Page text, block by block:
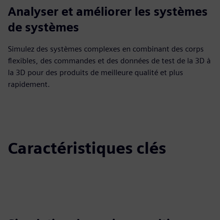
Analyser et améliorer les systèmes
de systèmes
Simulez des systèmes complexes en combinant des corps
flexibles, des commandes et des données de test de la 3D à
la 3D pour des produits de meilleure qualité et plus
rapidement.
Caractéristiques clés